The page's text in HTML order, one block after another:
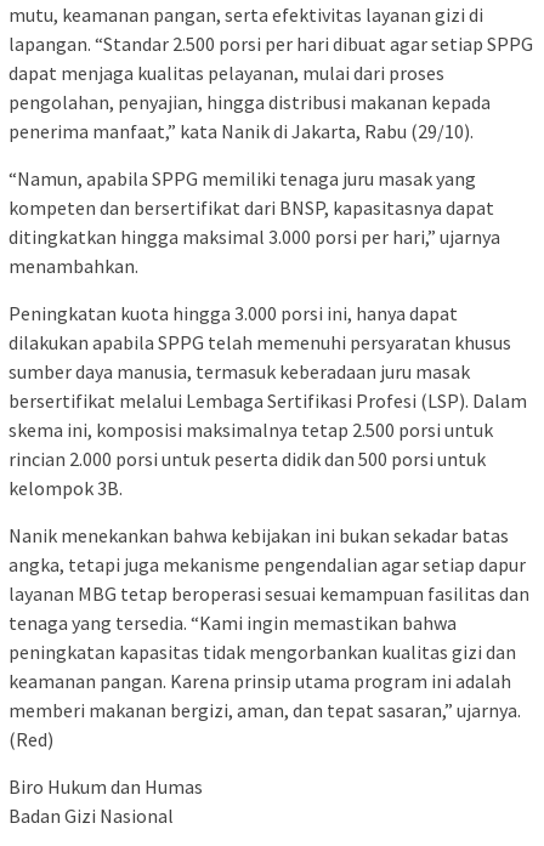
mutu, keamanan pangan, serta efektivitas layanan gizi di
lapangan. “Standar 2.500 porsi per hari dibuat agar setiap SPPG
dapat menjaga kualitas pelayanan, mulai dari proses
pengolahan, penyajian, hingga distribusi makanan kepada
penerima manfaat,” kata Nanik di Jakarta, Rabu (29/10).
“Namun, apabila SPPG memiliki tenaga juru masak yang
kompeten dan bersertifikat dari BNSP, kapasitasnya dapat
ditingkatkan hingga maksimal 3.000 porsi per hari,” ujarnya
menambahkan.
Peningkatan kuota hingga 3.000 porsi ini, hanya dapat
dilakukan apabila SPPG telah memenuhi persyaratan khusus
sumber daya manusia, termasuk keberadaan juru masak
bersertifikat melalui Lembaga Sertifikasi Profesi (LSP). Dalam
skema ini, komposisi maksimalnya tetap 2.500 porsi untuk
rincian 2.000 porsi untuk peserta didik dan 500 porsi untuk
kelompok 3B.
Nanik menekankan bahwa kebijakan ini bukan sekadar batas
angka, tetapi juga mekanisme pengendalian agar setiap dapur
layanan MBG tetap beroperasi sesuai kemampuan fasilitas dan
tenaga yang tersedia. “Kami ingin memastikan bahwa
peningkatan kapasitas tidak mengorbankan kualitas gizi dan
keamanan pangan. Karena prinsip utama program ini adalah
memberi makanan bergizi, aman, dan tepat sasaran,” ujarnya.
(Red)
Biro Hukum dan Humas
Badan Gizi Nasional